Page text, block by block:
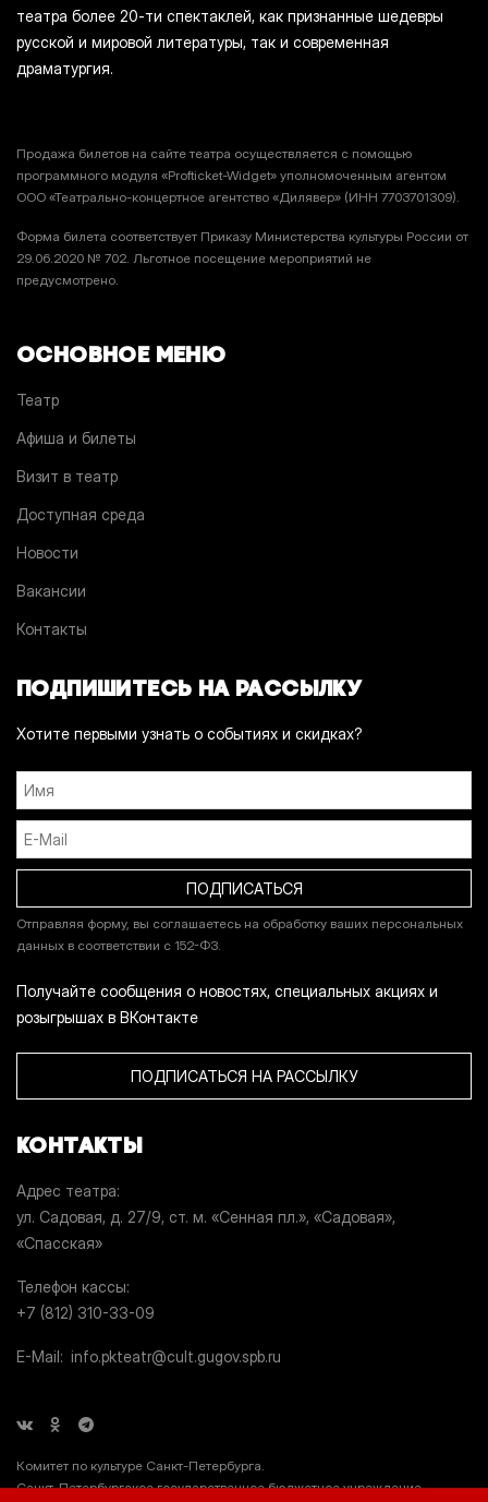
театра более 20-ти спектаклей, как признанные шедевры
русской и мировой литературы, так и современная
драматургия.
Продажа билетов на сайте театра осуществляется с помощью
программного модуля «Profticket-Widget» уполномоченным агентом
ООО «Театрально-концертное агентство «Дилявер» (ИНН 7703701309).
Форма билета соответствует Приказу Министерства культуры России от
29.06.2020 № 702. Льготное посещение мероприятий не
предусмотрено.
ОСНОВНОЕ МЕНЮ
Театр
Афиша и билеты
Визит в театр
Доступная среда
Новости
Вакансии
Контакты
ПОДПИШИТЕСЬ НА РАССЫЛКУ
Хотите первыми узнать о событиях и скидках?
Отправляя форму, вы соглашаетесь на обработку ваших персональных
данных в соответствии с 152-ФЗ.
Получайте сообщения о новостях, специальных акциях и
розыгрышах в ВКонтакте
ПОДПИСАТЬСЯ НА РАССЫЛКУ
КОНТАКТЫ
Адрес театра
ул. Садовая, д. 27/9, ст. м. «Сенная пл.», «Садовая»,
«Спасская»
Телефон кассы
+7 (812) 310-33-09
E-Mail info.pkteatr@cult.gugov.spb.ru
Комитет по культуре Санкт-Петербурга.
Санкт-Петербургское государственное бюджетное учреждение